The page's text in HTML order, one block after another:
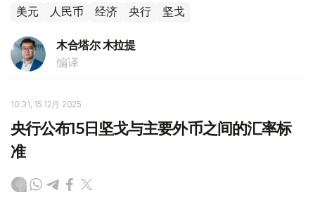
美元 人民币 经济 央行 坚戈
木合塔尔 木拉提
编译
10:31, 15 12月 2025
央行公布15日坚戈与主要外币之间的汇率标
准